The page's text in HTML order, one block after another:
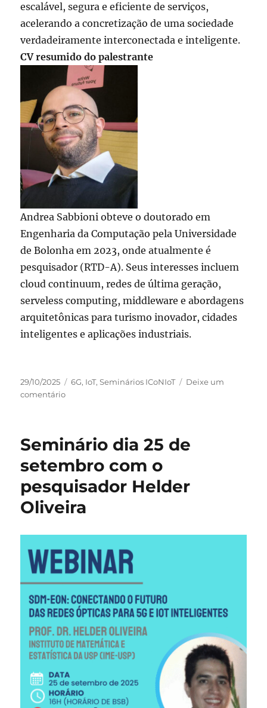
escalável, segura e eficiente de serviços,
acelerando a concretização de uma sociedade
verdadeiramente interconectada e inteligente.
CV resumido do palestrante
Andrea Sabbioni obteve o doutorado em
Engenharia da Computação pela Universidade
de Bolonha em 2023, onde atualmente é
pesquisador (RTD-A). Seus interesses incluem
cloud continuum, redes de última geração,
serveless computing, middleware e abordagens
arquitetônicas para turismo inovador, cidades
inteligentes e aplicações industriais.
Publicado
em
29/10/2025 Categorias
6G, IoT,Seminários ICoNIoT
Deixe um
comentárioem
de
novembro
com
Andrea
Sabbioni
Seminário dia 25 de
setembro com o
pesquisador Helder
Oliveira